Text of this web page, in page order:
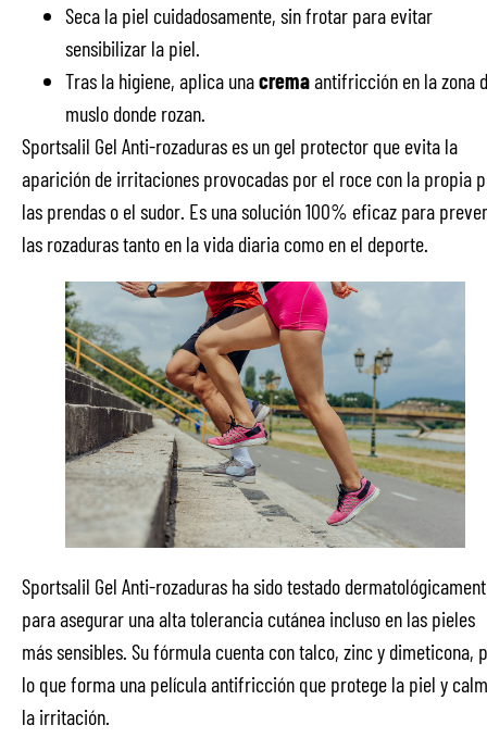
Seca la piel cuidadosamente, sin frotar para evitar
sensibilizar la piel.
Tras la higiene, aplica unacremaantifricción en la zona
muslo donde rozan.
Sportsalil Gel Anti-rozaduras es un gel protector que evita la
aparición de irritaciones provocadas por el roce con la propia
las prendas o el sudor. Es una solución 100% eficaz para
las rozaduras tanto en la vida diaria como en el deporte.
Sportsalil Gel Anti-rozaduras ha sido testado
para asegurar una alta tolerancia cutánea incluso en las pieles
más sensibles. Su fórmula cuenta con talco, zinc y dimeticona,
lo que forma una película antifricción que protege la piel y
la irritación.